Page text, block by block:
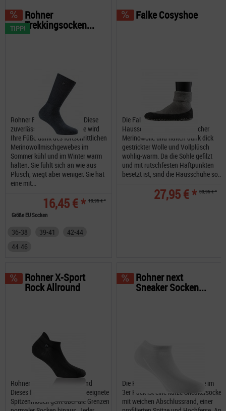
TIPP!
Rohner Fibre Light SuperR Diese
zuverlässige Outdoor-Socke wird
Ihre Füße dank des fortschrittlichen
Merinowollmischgewebes im
Sommer kühl und im Winter warm
halten. Sie fühlt sich an wie aus
Plüsch, wiegt aber weniger. Sie hat
eine mit...
16,45 € * 19,95 € *
Rohner
Trekkingsocken...
Größe EU Socken
36-38 39-41
42-44
44-46
Die Falke Cosyshoes sind
Hausschuhe aus bester, weicher
Merinowolle und halten dank dick
gestrickter Wolle und Vollplüsch
wohlig-warm. Da die Sohle gefilzt
und mit rutschfesten Haftpunkten
besetzt ist, sind die Hausschuhe so...
27,95 € * 33,95 € *
Falke Cosyshoe
Rohner X-Sport Rock Allround
Dieses für viele Sportarten geeignete
Spitzenmodell geht über die Grenzen
Rohner X-Sport
Rock Allround
Die Rohner next Sneaker Socke im
3er Pack ist eine kurze Sneakersocke
mit weichen Abschlussrand, einer
Rohner next
Sneaker Socken...